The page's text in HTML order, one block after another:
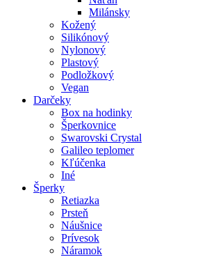
Milánsky
Kožený
Silikónový
Nylonový
Plastový
Podložkový
Vegan
Darčeky
Box na hodinky
Šperkovnice
Swarovski Crystal
Galileo teplomer
Kľúčenka
Iné
Šperky
Retiazka
Prsteň
Náušnice
Prívesok
Náramok